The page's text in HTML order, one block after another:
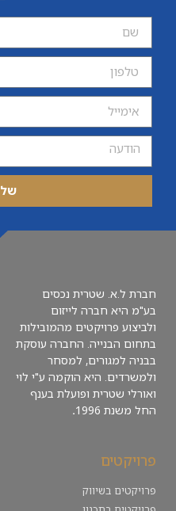
חברת ל.א. שטרית נכסים
בע"מ היא חברה לייזום
ולביצוע פרויקטים מהמובילות
בתחום הבנייה. החברה עוסקת
בבניה למגורים, למסחר
ולמשרדים. היא הוקמה ע"י לוי
ואורלי שטרית ופועלת בענף
החל משנת 1996
.
פרויקטים
פרויקטים בשיווק